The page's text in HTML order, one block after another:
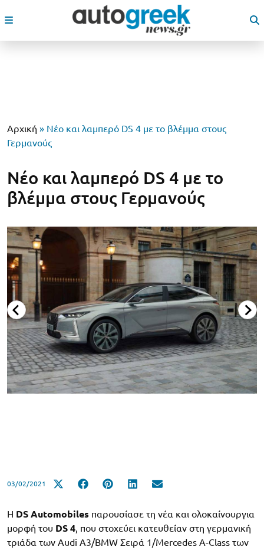
Αρχική » Νέο και λαμπερό DS 4 με το βλέμμα στους
Γερμανούς
Νέο και λαμπερό DS 4 με το
βλέμμα στους Γερμανούς
03/02/2021
Η DS Automobiles παρουσίασε τη νέα και ολοκαίνουργια
μορφή του DS 4, που στοχεύει κατευθείαν στη γερμανική
τριάδα των Audi A3/BMW Σειρά 1/Mercedes A-Class των